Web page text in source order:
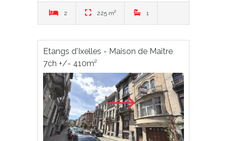
2 225 m² 1
Etangs d'Ixelles - Maison de Maître
7ch +/- 410m²